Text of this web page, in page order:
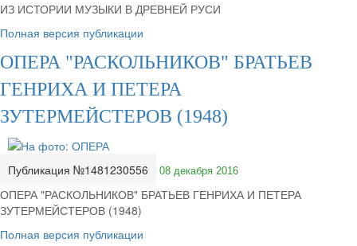
ИЗ ИСТОРИИ МУЗЫКИ В ДРЕВНЕЙ РУСИ
Полная версия публикации
ОПЕРА "РАСКОЛЬНИКОВ" БРАТЬЕВ
ГЕНРИХА И ПЕТЕРА
ЗУТЕРМЕЙСТЕРОВ (1948)
Публикация №1481230556 08 декабря 2016
ОПЕРА "РАСКОЛЬНИКОВ" БРАТЬЕВ ГЕНРИХА И ПЕТЕРА
ЗУТЕРМЕЙСТЕРОВ (1948)
Полная версия публикации